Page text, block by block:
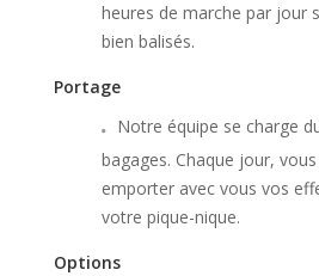
heures de marche par jour
bien balisés.
Portage
Notre équipe se charge
bagages. Chaque jour,
emporter avec vous vos
votre pique-nique.
Options